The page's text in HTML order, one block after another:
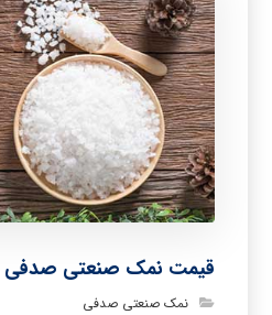
قیمت نمک صنعتی صدفی
نمک صنعتی صدفی